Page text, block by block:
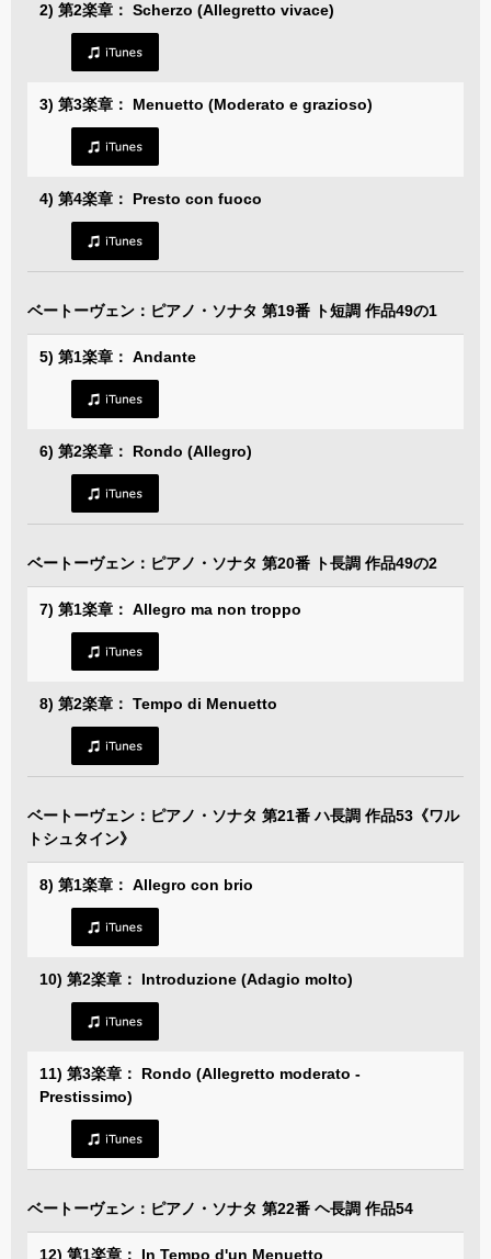
2) 第2楽章： Scherzo (Allegretto vivace)
3) 第3楽章： Menuetto (Moderato e grazioso)
4) 第4楽章： Presto con fuoco
ベートーヴェン：ピアノ・ソナタ 第19番 ト短調 作品49の1
5) 第1楽章： Andante
6) 第2楽章： Rondo (Allegro)
ベートーヴェン：ピアノ・ソナタ 第20番 ト長調 作品49の2
7) 第1楽章： Allegro ma non troppo
8) 第2楽章： Tempo di Menuetto
ベートーヴェン：ピアノ・ソナタ 第21番 ハ長調 作品53《ワル
トシュタイン》
8) 第1楽章： Allegro con brio
10) 第2楽章： Introduzione (Adagio molto)
11) 第3楽章： Rondo (Allegretto moderato -
Prestissimo)
ベートーヴェン：ピアノ・ソナタ 第22番 ヘ長調 作品54
12) 第1楽章： In Tempo d'un Menuetto